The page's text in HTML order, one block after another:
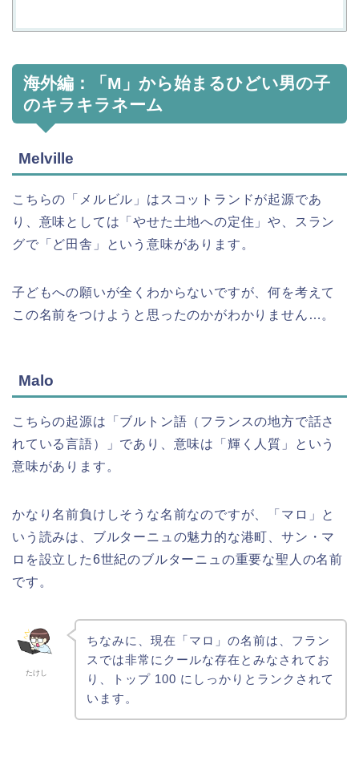
海外編：「M」から始まるひどい男の子
のキラキラネーム
Melville
こちらの「メルビル」はスコットランドが起源であ
り、意味としては「やせた土地への定住」や、スラン
グで「ど田舎」という意味があります。
子どもへの願いが全くわからないですが、何を考えて
この名前をつけようと思ったのかがわかりません…。
Malo
こちらの起源は「ブルトン語（フランスの地方で話さ
れている言語）」であり、意味は「輝く人質」という
意味があります。
かなり名前負けしそうな名前なのですが、「マロ」と
いう読みは、ブルターニュの魅力的な港町、サン・マ
ロを設立した6世紀のブルターニュの重要な聖人の名前
です。
たけし
ちなみに、現在「マロ」の名前は、フラン
スでは非常にクールな存在とみなされてお
り、トップ 100 にしっかりとランクされて
います。